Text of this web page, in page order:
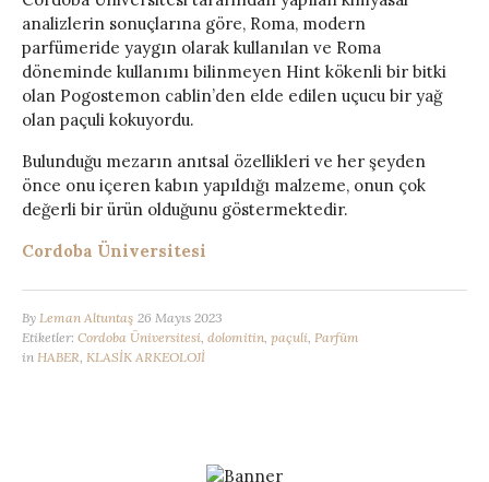
analizlerin sonuçlarına göre, Roma, modern
parfümeride yaygın olarak kullanılan ve Roma
döneminde kullanımı bilinmeyen Hint kökenli bir bitki
olan Pogostemon cablin’den elde edilen uçucu bir yağ
olan paçuli kokuyordu.
Bulunduğu mezarın anıtsal özellikleri ve her şeyden
önce onu içeren kabın yapıldığı malzeme, onun çok
değerli bir ürün olduğunu göstermektedir.
Cordoba Üniversitesi
By Leman Altuntaş 26 Mayıs 2023
Etiketler: Cordoba Üniversitesi, dolomitin, paçuli, Parfüm
in HABER, KLASİK ARKEOLOJİ